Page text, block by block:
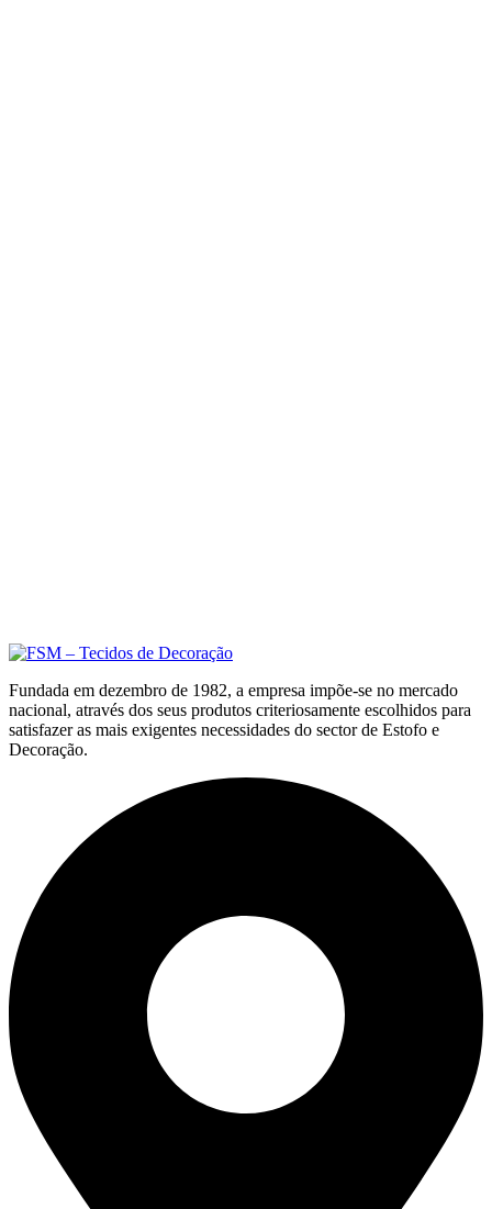
Fundada em dezembro de 1982, a empresa impõe-se no mercado
nacional, através dos seus produtos criteriosamente escolhidos para
satisfazer as mais exigentes necessidades do sector de Estofo e
Decoração.